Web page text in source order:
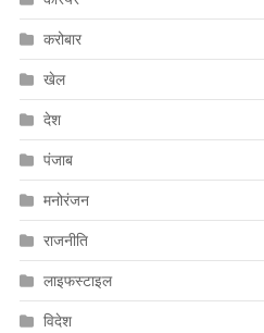
करोबार
खेल
देश
पंजाब
मनोरंजन
राजनीति
लाइफस्टाइल
विदेश